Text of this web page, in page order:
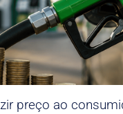
preço ao